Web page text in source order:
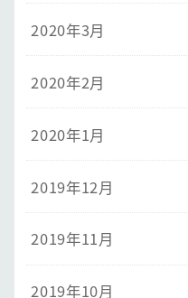
2020年3月
2020年2月
2020年1月
2019年12月
2019年11月
2019年10月